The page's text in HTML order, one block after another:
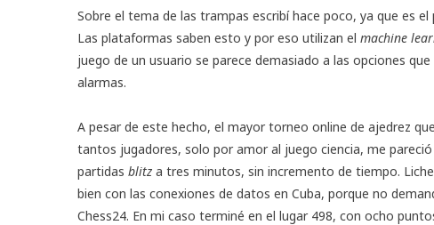
Sobre el tema de las trampas escribí hace poco, ya que es
Las plataformas saben esto y por eso utilizan el machine
juego de un usuario se parece demasiado a las opciones
alarmas.
A pesar de este hecho, el mayor torneo online de ajedrez
tantos jugadores, solo por amor al juego ciencia, me
partidas blitz a tres minutos, sin incremento de tiempo.
bien con las conexiones de datos en Cuba, porque no
Chess24. En mi caso terminé en el lugar 498, con ocho